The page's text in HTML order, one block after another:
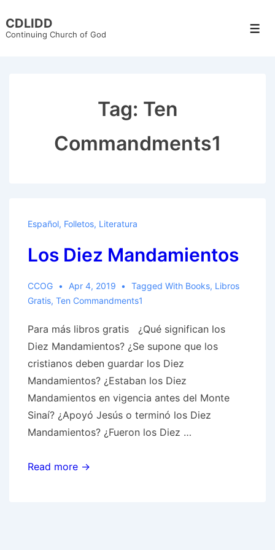
Skip
CDLIDD
Continuing Church of God
Tag: Ten
Commandments1
Español, Folletos, Literatura
Los Diez Mandamientos
CCOG Apr 4, 2019 Tagged With Books, Libros
Gratis, Ten Commandments1
Para más libros gratis ¿Qué significan los
Diez Mandamientos? ¿Se supone que los
cristianos deben guardar los Diez
Mandamientos? ¿Estaban los Diez
Mandamientos en vigencia antes del Monte
Sinaí? ¿Apoyó Jesús o terminó los Diez
Mandamientos? ¿Fueron los Diez …
Los
Read more →